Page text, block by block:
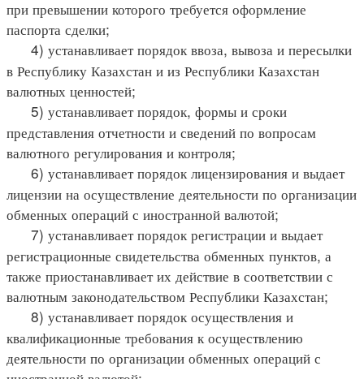
при превышении которого требуется оформление
паспорта сделки;
4) устанавливает порядок ввоза, вывоза и пересылки
в Республику Казахстан и из Республики Казахстан
валютных ценностей;
5) устанавливает порядок, формы и сроки
представления отчетности и сведений по вопросам
валютного регулирования и контроля;
6) устанавливает порядок лицензирования и выдает
лицензии на осуществление деятельности по организации
обменных операций с иностранной валютой;
7) устанавливает порядок регистрации и выдает
регистрационные свидетельства обменных пунктов, а
также приостанавливает их действие в соответствии с
валютным законодательством Республики Казахстан;
8) устанавливает порядок осуществления и
квалификационные требования к осуществлению
деятельности по организации обменных операций с